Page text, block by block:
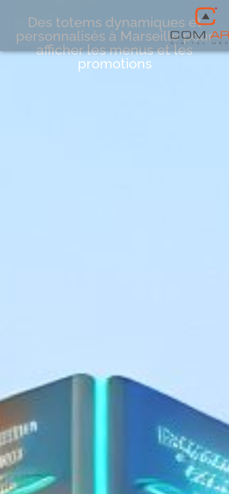
Des totems dynamiques et
personnalisés à Marseille pour
afficher les menus et les
promotions